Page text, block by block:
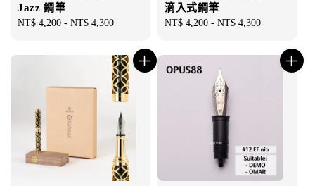
Jazz 鋼筆
Regular
NT$ 4,200 - NT$ 4,300
滴入式鋼筆
Regular
NT$ 4,200 - NT$ 4,300